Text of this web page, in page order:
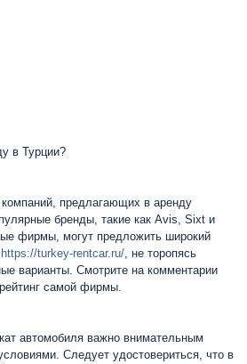
в Турции?
предлагающих в аренду
бренды, такие как Avis, Sixt и
фирмы, могут предложить широкий
https://turkey-rentcar.ru/, не торопясь
варианты. Смотрите на комментарии
самой фирмы.
автомобиля важно внимательным
Следует удостовериться, что в